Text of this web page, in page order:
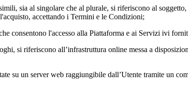
sia al singolare che al plurale, si riferiscono al
accettando i Termini e le Condizioni;
consentono l'accesso alla Piattaforma e ai Servizi ivi
si riferiscono all’infrastruttura online messa a
su un server web raggiungibile dall’Utente tramite un